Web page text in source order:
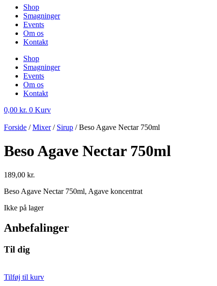
Shop
Smagninger
Events
Om os
Kontakt
Shop
Smagninger
Events
Om os
Kontakt
0,00 kr. 0 Kurv
Forside /Mixer/ Sirup / Beso Agave Nectar 750ml
Beso Agave Nectar 750ml
189,00 kr.
Beso Agave Nectar 750ml, Agave koncentrat
Ikke på lager
Anbefalinger
Til dig
Tilføj til kurv